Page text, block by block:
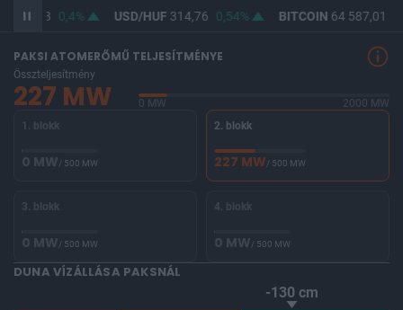
363,18 0,4% USD/HUF 314,76 0,54% BITCOIN 64 587,01
PAKSI ATOMERŐMŰ TELJESÍTMÉNYE
Összteljesítmény
227 MW 0 MW
2000 MW
1. blokk
0 MW/ 500 MW
2. blokk
227 MW/ 500 MW
3. blokk
0 MW/ 500 MW
4. blokk
0 MW/ 500 MW
DUNA VÍZÁLLÁSA PAKSNÁL
-130 cm